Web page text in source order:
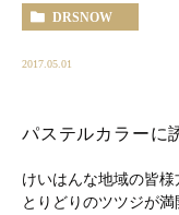
DRSNOW
2017.05.01
パステルカラーに
けいはんな地域の皆
とりどりのツツジが